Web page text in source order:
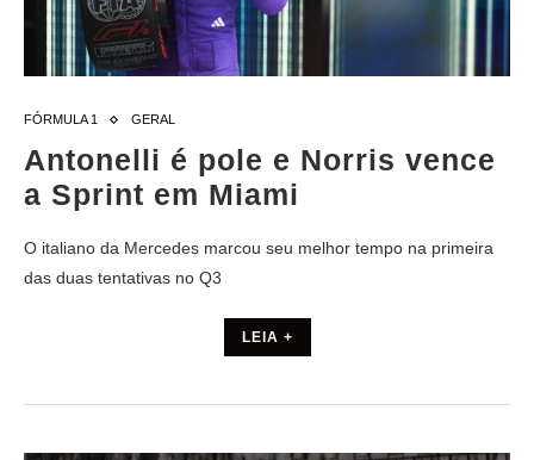
FÓRMULA 1 GERAL
Antonelli é pole e Norris vence
a Sprint em Miami
O italiano da Mercedes marcou seu melhor tempo na primeira
das duas tentativas no Q3
LEIA +